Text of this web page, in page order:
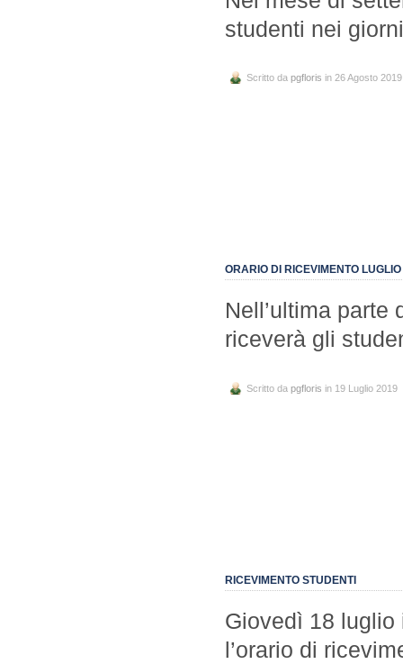
studenti nei
Scritto da pgfloris in 26 Agosto 2019
ORARIO DI RICEVIMENTO
Nell’ultima
riceverà gli
Scritto da pgfloris in 19 Luglio 2019
RICEVIMENTO STUDENTI
Giovedì 18 luglio
l’orario di